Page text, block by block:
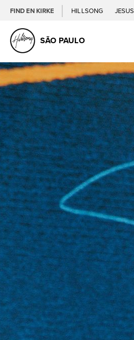
FIND EN KIRKE HILLSONG JESUS
SÃO PAULO